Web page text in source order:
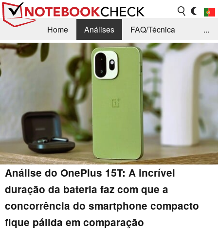
Home Análises
FAQ/Técnica
Notícias
Consulta para compra
Contacto
...
Análise do OnePlus 15T: A incrível
duração da bateria faz com que a
concorrência do smartphone compacto
fique pálida em comparação